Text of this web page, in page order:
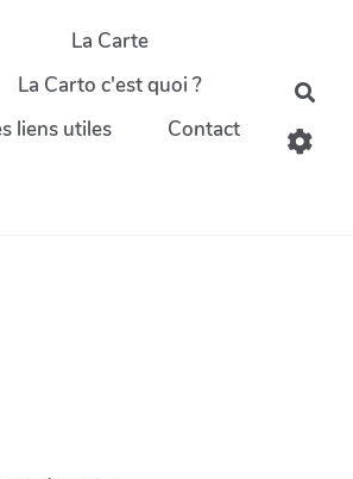
La Carte
La Carto c'est quoi ?
liens utiles
Contact